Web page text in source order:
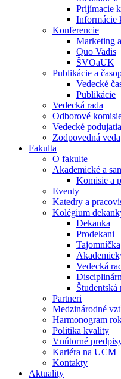
Prijímacie
Informácie
Konferencie
Marketing
Quo Vadis
ŠVOaUK
Publikácie a
Vedecké
Publikácie
Vedecká rada
Odborové
Vedecké
Zodpovedná veda
Fakulta
O fakulte
Akademické a
Komisie a
Eventy
Katedry a
Kolégium
Dekanka
Prodekani
Tajomníčka
Vedecká
Partneri
Medzinárodné
Harmonogram
Politika kvality
Vnútorné
Kariéra na UCM
Kontakty
Aktuality